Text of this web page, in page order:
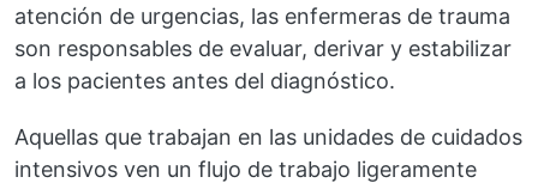
atención de urgencias, las enfermeras de trauma
son responsables de evaluar, derivar y estabilizar
a los pacientes antes del diagnóstico.
Aquellas que trabajan en las unidades de cuidados
intensivos ven un flujo de trabajo ligeramente